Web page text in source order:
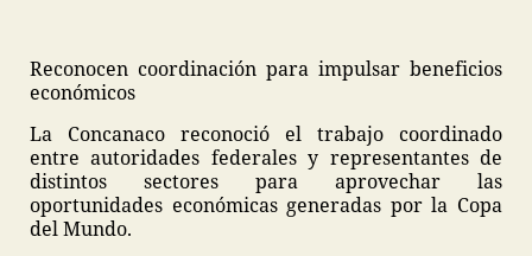
Reconocen coordinación para impulsar beneficios
económicos
La Concanaco reconoció el trabajo coordinado
entre autoridades federales y representantes de
distintos sectores para aprovechar las
oportunidades económicas generadas por la Copa
del Mundo.